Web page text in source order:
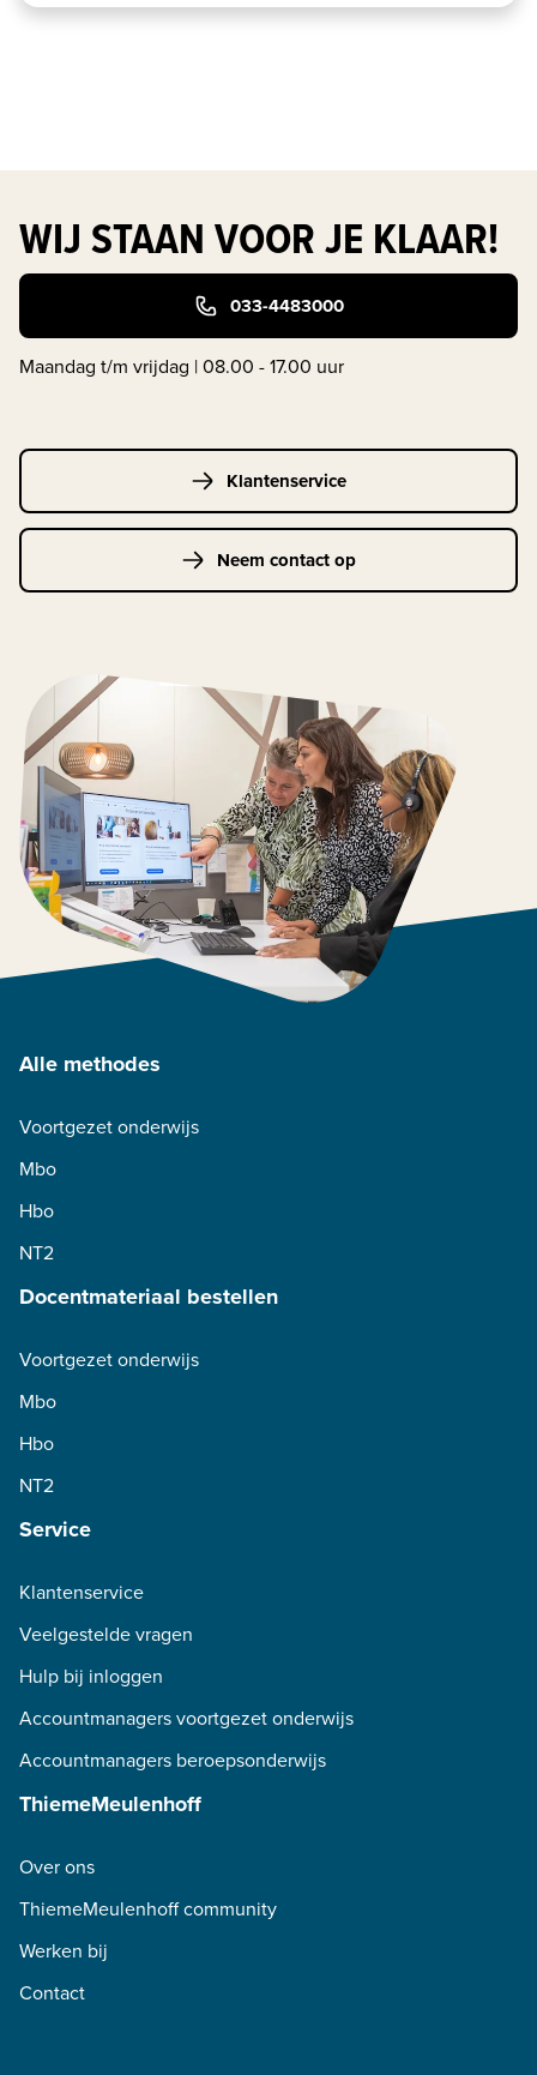
WIJ STAAN VOOR JE KLAAR!
033-4483000
Maandag t/m vrijdag | 08.00 - 17.00 uur
Klantenservice
Neem contact op
Alle methodes
Voortgezet onderwijs
Mbo
Hbo
NT2
Docentmateriaal bestellen
Voortgezet onderwijs
Mbo
Hbo
NT2
Service
Klantenservice
Veelgestelde vragen
Hulp bij inloggen
Accountmanagers voortgezet onderwijs
Accountmanagers beroepsonderwijs
ThiemeMeulenhoff
Over ons
ThiemeMeulenhoff community
Werken bij
Contact